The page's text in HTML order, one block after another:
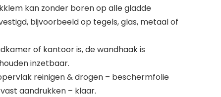
kan zonder boren op alle gladde
bijvoorbeeld op tegels, glas, metaal of
of kantoor is, de wandhaak is
inzetbaar.
reinigen & drogen – beschermfolie
aandrukken – klaar.